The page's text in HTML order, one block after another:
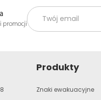
promocji
Produkty
Znaki ewakuacyjne